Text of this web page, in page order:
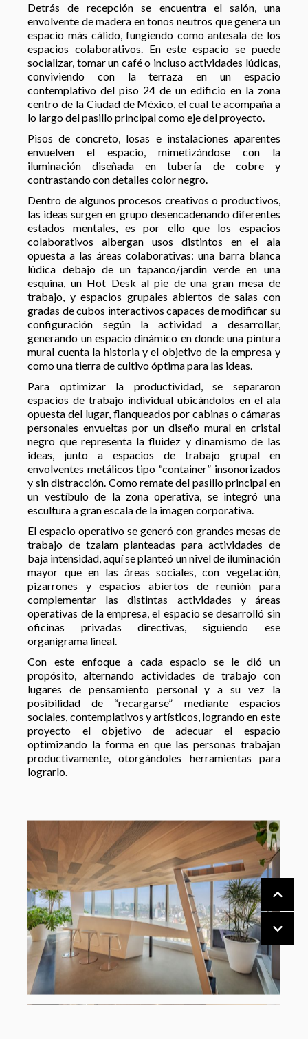
Detrás de recepción se encuentra el salón, una
envolvente de madera en tonos neutros que genera un
espacio más cálido, fungiendo como antesala de los
espacios colaborativos. En este espacio se puede
socializar, tomar un café o incluso actividades lúdicas,
conviviendo con la terraza en un espacio
contemplativo del piso 24 de un edificio en la zona
centro de la Ciudad de México, el cual te acompaña a
lo largo del pasillo principal como eje del proyecto.
Pisos de concreto, losas e instalaciones aparentes
envuelven el espacio, mimetizándose con la
iluminación diseñada en tubería de cobre y
contrastando con detalles color negro.
Dentro de algunos procesos creativos o productivos,
las ideas surgen en grupo desencadenando diferentes
estados mentales, es por ello que los espacios
colaborativos albergan usos distintos en el ala
opuesta a las áreas colaborativas: una barra blanca
lúdica debajo de un tapanco/jardin verde en una
esquina, un Hot Desk al pie de una gran mesa de
trabajo, y espacios grupales abiertos de salas con
gradas de cubos interactivos capaces de modificar su
configuración según la actividad a desarrollar,
generando un espacio dinámico en donde una pintura
mural cuenta la historia y el objetivo de la empresa y
como una tierra de cultivo óptima para las ideas.
Para optimizar la productividad, se separaron
espacios de trabajo individual ubicándolos en el ala
opuesta del lugar, flanqueados por cabinas o cámaras
personales envueltas por un diseño mural en cristal
negro que representa la fluidez y dinamismo de las
ideas, junto a espacios de trabajo grupal en
envolventes metálicos tipo “container” insonorizados
y sin distracción. Como remate del pasillo principal en
un vestíbulo de la zona operativa, se integró una
escultura a gran escala de la imagen corporativa.
El espacio operativo se generó con grandes mesas de
trabajo de tzalam planteadas para actividades de
baja intensidad, aquí se planteó un nivel de iluminación
mayor que en las áreas sociales, con vegetación,
pizarrones y espacios abiertos de reunión para
complementar las distintas actividades y áreas
operativas de la empresa, el espacio se desarrolló sin
oficinas privadas directivas, siguiendo ese
organigrama lineal.
Con este enfoque a cada espacio se le dió un
propósito, alternando actividades de trabajo con
lugares de pensamiento personal y a su vez la
posibilidad de “recargarse” mediante espacios
sociales, contemplativos y artísticos, logrando en este
proyecto el objetivo de adecuar el espacio
optimizando la forma en que las personas trabajan
productivamente, otorgándoles herramientas para
lograrlo.